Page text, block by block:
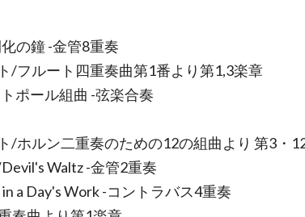
の鐘 -金管8重奏
/フルート四重奏曲第1番より第1,3楽章
ポール組曲 -弦楽合奏
/ホルン二重奏のための12の組曲より 第3・
Waltz -金管2重奏
a Day's Work -コントラバス4重奏